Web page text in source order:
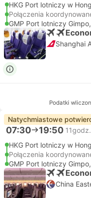
HKG Port lotniczy w
Połączenia
GMP Port lotniczy
Shanghai
Podatki
Natychmiastowe
07:30 19:50
HKG Port lotniczy w
Połączenia
GMP Port lotniczy
China